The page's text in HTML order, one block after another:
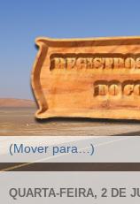
QUARTA-FEIRA, 2 DE